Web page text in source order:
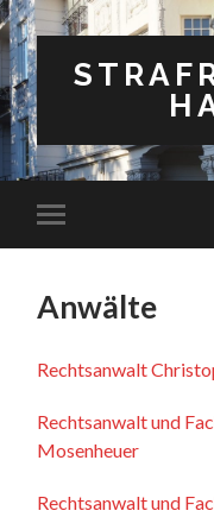
Mobile-
Menü
Anwälte
Rechtsanwalt
Rechtsanwalt und
Mosenheuer
Rechtsanwalt und